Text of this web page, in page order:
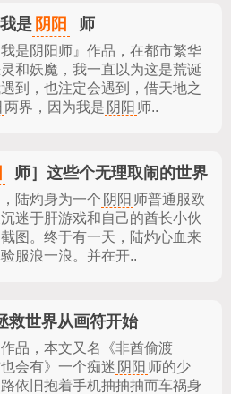
是 阴阳 师
是阴阳师』作品， 在都市繁华
和妖魔，我一直以为这是荒诞
到，也注定会遇到，借天地之
两界，因为我是 阴阳 师..
师］这些个无理取闹的世界
陆灼身为一个 阴阳 师普通服欧
迷于肝游戏和自己的酋长小伙
图。终于有一天，陆灼心血来
服浪一浪。并在开..
救世界从画符开始
品， 本文又名《非酋偷渡
会有》一个痴迷 阴阳 师的少
依旧抱着手机抽抽抽而车祸身